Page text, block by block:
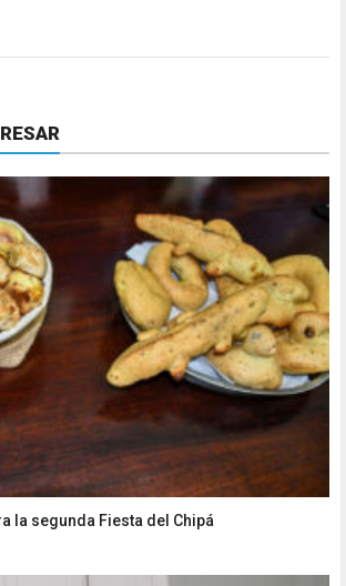
la segunda Fiesta del Chipá